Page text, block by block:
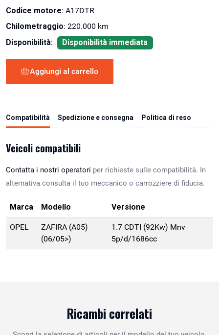
Codice motore: A17DTR
Chilometraggio: 220.000 km
Disponibilità:
Disponibilità immediata
Aggiungi al carrello
Compatibilità Spedizione e consegna Politica di reso
Veicoli compatibili
Contatta i nostri operatori per richieste sulle compatibilità. In
alternativa consulta il tuo meccanico o carrozziere di fiducia.
Marca Modello Versione
OPEL
ZAFIRA (A05)
(06/05>)
1.7 CDTI (92Kw) Mnv
5p/d/1686cc
Ricambi correlati